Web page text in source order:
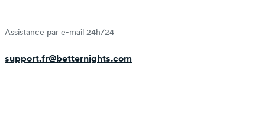
Assistance par e-mail 24h/24
support.fr@betternights.com